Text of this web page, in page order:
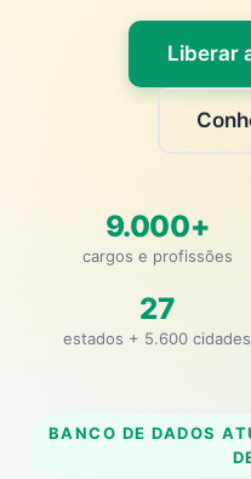
Liberar
9.000+
cargos e profissões
27
estados + 5.600 cidades
BANCO DE DADOS